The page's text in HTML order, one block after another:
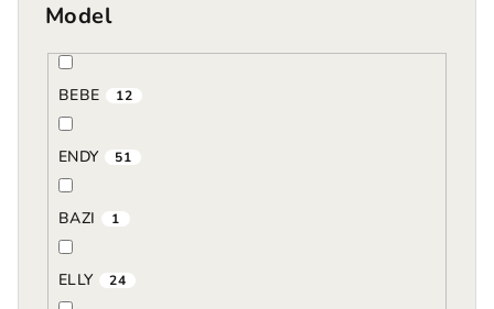
Model
BEBE 12
ENDY 51
BAZI 1
ELLY 24